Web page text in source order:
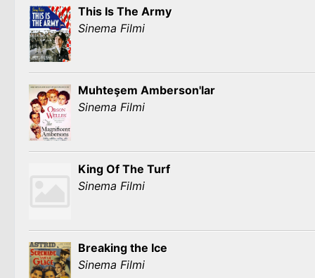
This Is The Army
Sinema Filmi
Muhteşem Amberson'lar
Sinema Filmi
King Of The Turf
Sinema Filmi
Breaking the Ice
Sinema Filmi